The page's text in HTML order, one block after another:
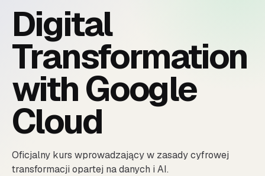
Digital
Transformation
with Google
Cloud
Oficjalny kurs wprowadzający w zasady cyfrowej
transformacji opartej na danych i AI.